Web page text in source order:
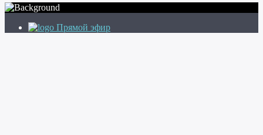
Прямой эфир